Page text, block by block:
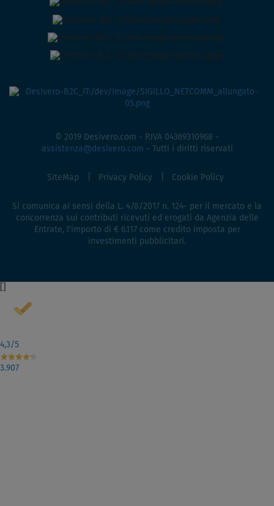
© 2019 Desivero.com - P.IVA 04369310968 -
assistenza@desivero.com - Tutti i diritti riservati
SiteMap Privacy Policy Cookie Policy
Si comunica ai sensi della L. 4/8/2017 n. 124- per il mercato e la
concorrenza sui contributi ricevuti ed erogati da Agenzia delle
Entrate, l'importo di € 6.117 come credito imposta per
investimenti pubblicitari.
4,3 /5
3.907